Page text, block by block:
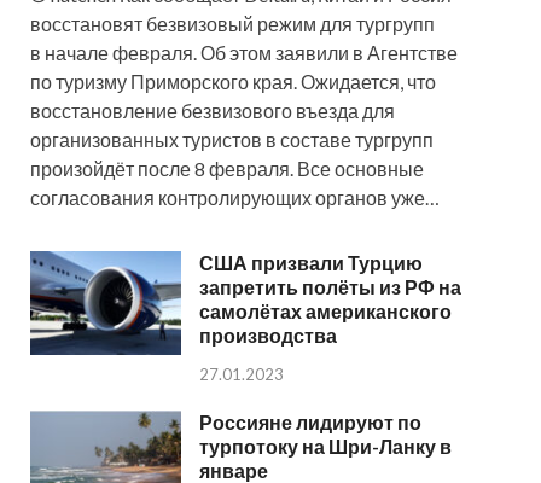
восстановят безвизовый режим для тургрупп
в начале февраля. Об этом заявили в Агентстве
по туризму Приморского края. Ожидается, что
восстановление безвизового въезда для
организованных туристов в составе тургрупп
произойдёт после 8 февраля. Все основные
согласования контролирующих органов уже…
США призвали Турцию
запретить полёты из РФ на
самолётах американского
производства
27.01.2023
Россияне лидируют по
турпотоку на Шри-Ланку в
январе